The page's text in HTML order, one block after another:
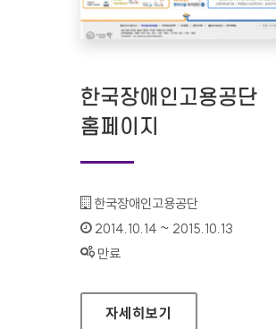
한국장애인고용공단
홈페이지
기관명 :
한국장애인고용공단
인증기간 :
2014.10.14 ~ 2015.10.13
상태 :
만료
한국장애인고용공단 홈페이지
자세히보기